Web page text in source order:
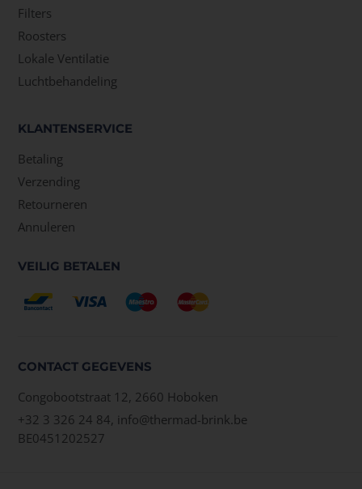
Filters
Roosters
Lokale Ventilatie
Luchtbehandeling
KLANTENSERVICE
Betaling
Verzending
Retourneren
Annuleren
VEILIG BETALEN
CONTACT GEGEVENS
Congobootstraat 12, 2660 Hoboken
+32 3 326 24 84, info@thermad-brink.be
BE0451202527